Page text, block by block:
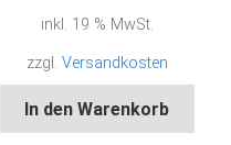
inkl. 19 % MwSt.
zzgl. Versandkosten
In den Warenkorb